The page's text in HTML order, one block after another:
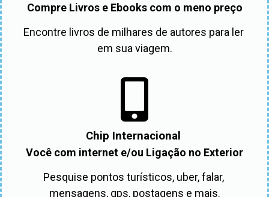
Compre Livros e Ebooks com o meno preço
Encontre livros de milhares de autores para ler
em sua viagem.
Chip Internacional
Você com internet e/ou Ligação no Exterior
Pesquise pontos turísticos, uber, falar,
mensagens, gps, postagens e mais.